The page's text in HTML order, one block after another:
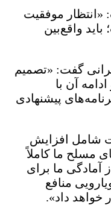
«انتظار موفقیت
واقع‌بین
گفت: «تصمیم
آن با
پیشنهادی
شامل افزایش
مسلح ما کاملاً
آمادگی ما برای
منافع
خواهد داد».